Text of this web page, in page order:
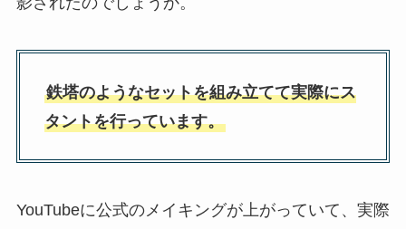
鉄塔のようなセットを組み立てて実際にス
タントを行っています。
YouTubeに公式のメイキングが上がっていて、実際